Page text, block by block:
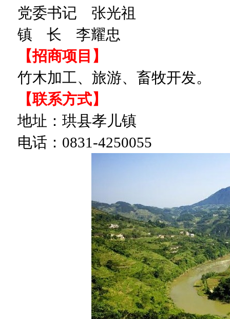
党委书记
张光祖
镇
长
李耀忠
【招商项目】
竹木加工、旅游、畜牧开发。
【联系方式】
地址：珙县孝儿镇
电话： 0831-4250055